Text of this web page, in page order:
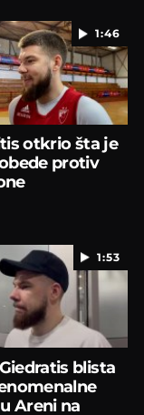
1:46
otkrio šta je
protiv
1:53
blista
Areni na